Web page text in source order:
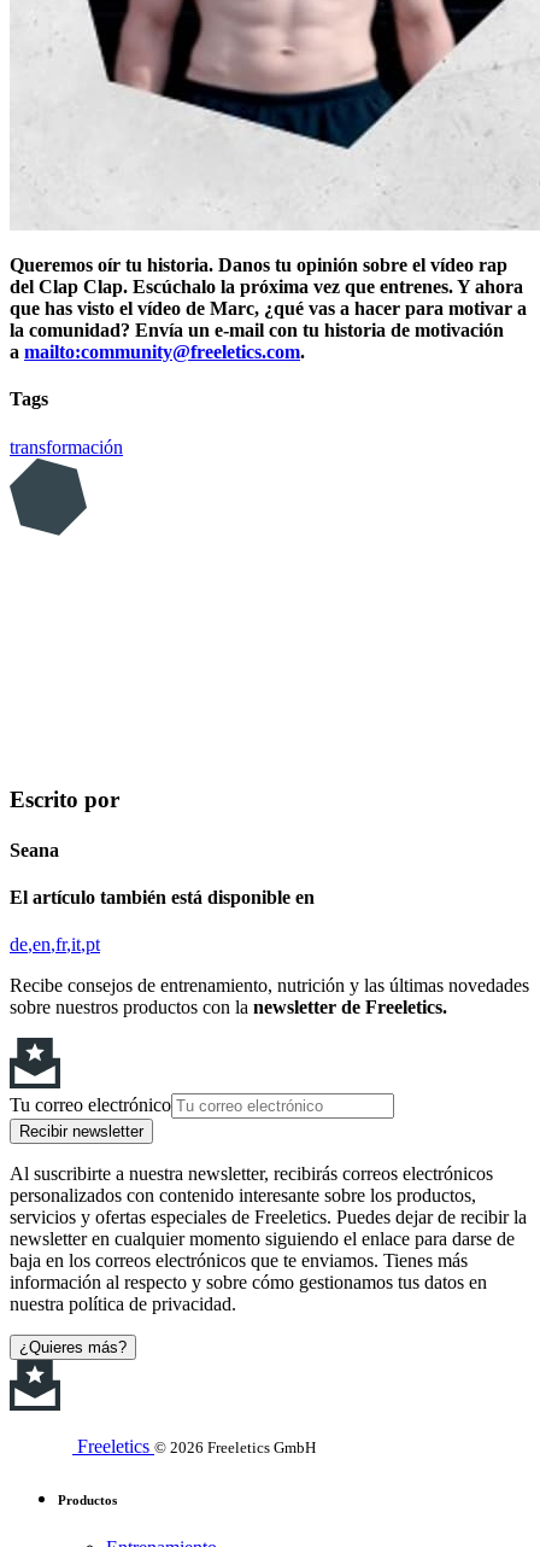
Queremos oír tu historia. Danos tu opinión sobre el vídeo rap
del Clap Clap. Escúchalo la próxima vez que entrenes. Y ahora
que has visto el vídeo de Marc, ¿qué vas a hacer para motivar a
la comunidad? Envía un e-mail con tu historia de motivación
a mailto:community@freeletics.com.
Tags
transformación
Escrito por
Seana
El artículo también está disponible en
de en fr it pt
Recibe consejos de entrenamiento, nutrición y las últimas novedades
sobre nuestros productos con la newsletter de Freeletics.
Tu correo electrónico
Recibir newsletter
Al suscribirte a nuestra newsletter, recibirás correos electrónicos
personalizados con contenido interesante sobre los productos,
servicios y ofertas especiales de Freeletics. Puedes dejar de recibir la
newsletter en cualquier momento siguiendo el enlace para darse de
baja en los correos electrónicos que te enviamos. Tienes más
información al respecto y sobre cómo gestionamos tus datos en
nuestra política de privacidad.
¿Quieres más?
Freeletics © 2026 Freeletics GmbH
Productos